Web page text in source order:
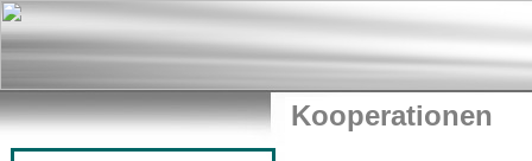
Kooperationen